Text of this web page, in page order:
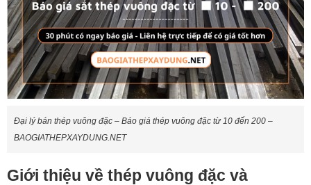
Đại lý bán thép vuông đặc – Báo giá thép vuông đặc từ 10 đến 200 –
BAOGIATHEPXAYDUNG.NET
Giới thiệu về thép vuông đặc và